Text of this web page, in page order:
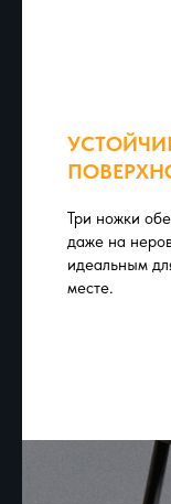
Три ножки
даже на
идеальным
месте.